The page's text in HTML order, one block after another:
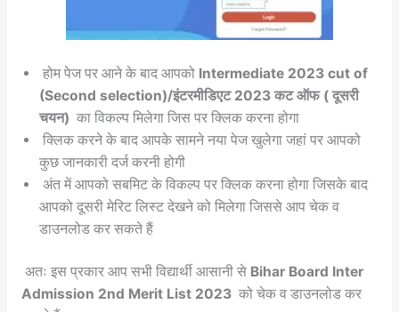
होम पेज पर आने के बाद आपको Intermediate 2023 cut of
(Second selection)/इंटरमीडिएट 2023 कट ऑफ ( दूसरी
चयन) का विकल्प मिलेगा जिस पर क्लिक करना होगा
क्लिक करने के बाद आपके सामने नया पेज खुलेगा जहां पर आपको
कुछ जानकारी दर्ज करनी होगी
अंत में आपको सबमिट के विकल्प पर क्लिक करना होगा जिसके बाद
आपको दूसरी मेरिट लिस्ट देखने को मिलेगा जिससे आप चेक व
डाउनलोड कर सकते हैं
अतः इस प्रकार आप सभी विद्यार्थी आसानी से Bihar Board Inter
Admission 2nd Merit List 2023 को चेक व डाउनलोड कर